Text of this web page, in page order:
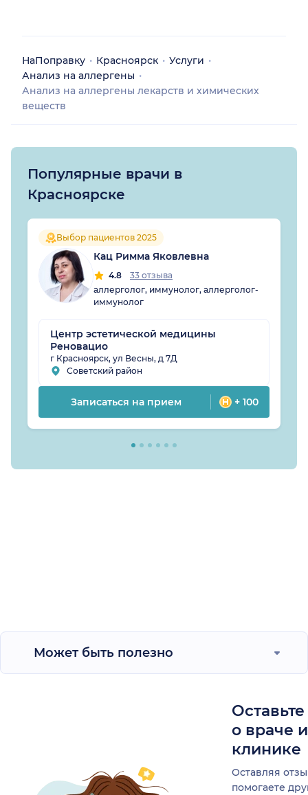
НаПоправку Красноярск
Услуги
Анализ на аллергены
Анализ на аллергены лекарств и химических
веществ
Популярные врачи в
Красноярске
Выбор пациентов 2025
Кац Римма Яковлевна
4.8
33 отзыва
аллерголог, иммунолог, аллерголог-
иммунолог
Центр эстетической медицины
Реновацио
г Красноярск, ул Весны, д 7Д
Советский район
Записаться на прием + 100
Может быть полезно
о враче
клинике
Оставляя
помогаете